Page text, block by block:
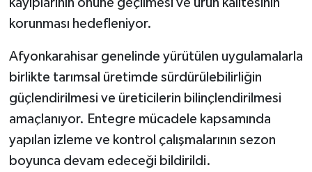
kayıplarının önüne geçilmesi ve ürün kalitesinin
korunması hedefleniyor.
Afyonkarahisar genelinde yürütülen uygulamalarla
birlikte tarımsal üretimde sürdürülebilirliğin
güçlendirilmesi ve üreticilerin bilinçlendirilmesi
amaçlanıyor. Entegre mücadele kapsamında
yapılan izleme ve kontrol çalışmalarının sezon
boyunca devam edeceği bildirildi.